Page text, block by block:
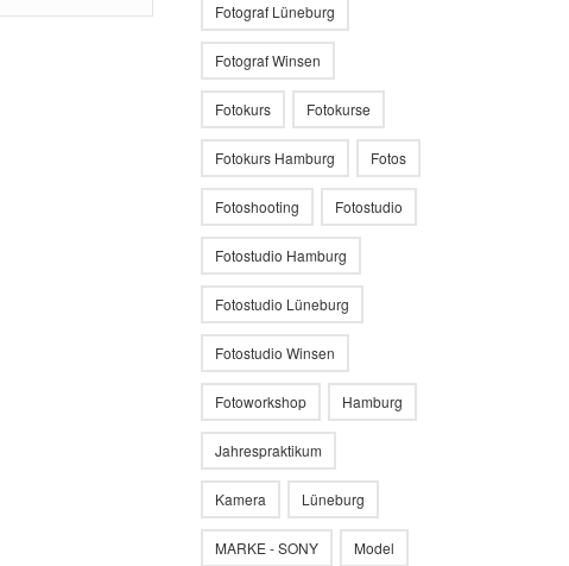
Fotograf Lüneburg
Fotograf Winsen
Fotokurs Fotokurse
Fotokurs Hamburg Fotos
Fotoshooting Fotostudio
Fotostudio Hamburg
Fotostudio Lüneburg
Fotostudio Winsen
Fotoworkshop Hamburg
Jahrespraktikum
Kamera Lüneburg
MARKE - SONY Model